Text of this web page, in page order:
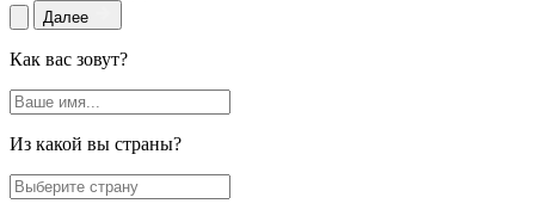
Далее
Как вас зовут?
Из какой вы страны?